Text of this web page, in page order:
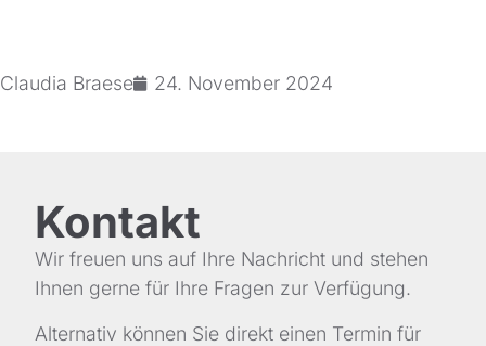
Claudia Braese 24. November 2024
Kontakt
Wir freuen uns auf Ihre Nachricht und stehen
Ihnen gerne für Ihre Fragen zur Verfügung.
Alternativ können Sie direkt einen Termin für